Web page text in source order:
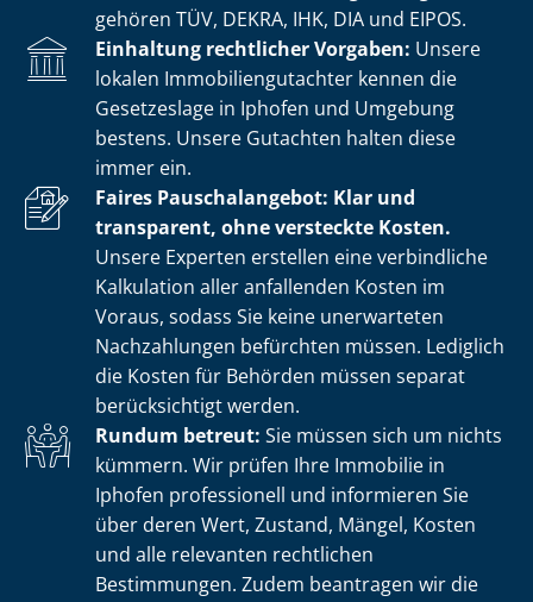
gehören TÜV, DEKRA, IHK, DIA und EIPOS.
Einhaltung rechtlicher Vorgaben: Unsere
lokalen Im­mo­bi­li­en­gut­ach­ter kennen die
Gesetzeslage in Iphofen und Umgebung
bestens. Unsere Gutachten halten diese
immer ein.
Faires Pauschalangebot: Klar und
transparent, ohne versteckte Kosten.
Unsere Experten erstellen eine verbindliche
Kalkulation aller anfallenden Kosten im
Voraus, sodass Sie keine unerwarteten
Nachzahlungen befürchten müssen. Lediglich
die Kosten für Behörden müssen separat
berücksichtigt werden.
Rundum betreut: Sie müssen sich um nichts
kümmern. Wir prüfen Ihre Immobilie in
Iphofen professionell und informieren Sie
über deren Wert, Zustand, Mängel, Kosten
und alle relevanten rechtlichen
Bestimmungen. Zudem beantragen wir die